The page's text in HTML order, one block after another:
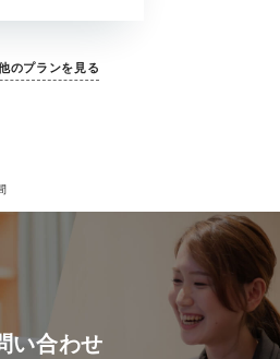
のプランを見る
い合わせ